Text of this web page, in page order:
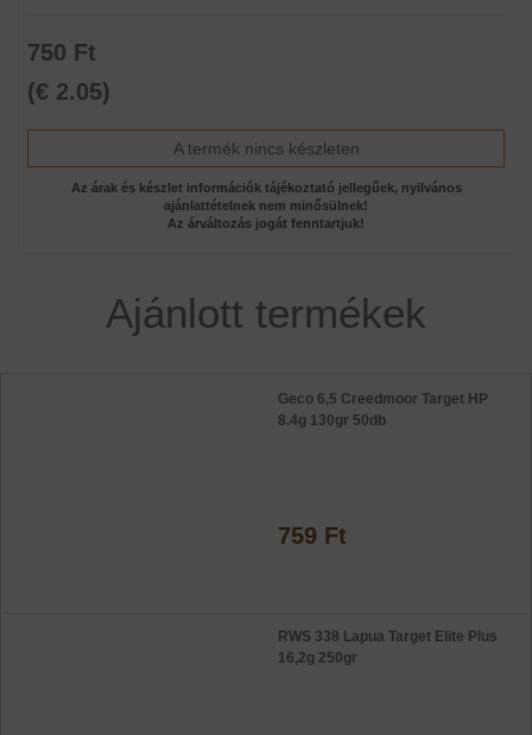
750 Ft
(€ 2.05)
A termék nincs készleten
Az árak és készlet információk tájékoztató jellegűek, nyilvános
ajánlattételnek nem minősülnek!
Az árváltozás jogát fenntartjuk!
Ajánlott termékek
Geco 6,5 Creedmoor Target HP
8.4g 130gr 50db
759 Ft
RWS 338 Lapua Target Elite Plus
16,2g 250gr